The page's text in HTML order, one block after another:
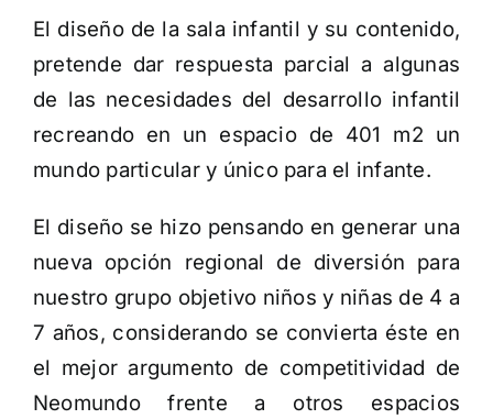
El diseño de la sala infantil y su contenido,
pretende dar respuesta parcial a algunas
de las necesidades del desarrollo infantil
recreando en un espacio de 401 m2 un
mundo particular y único para el infante.
El diseño se hizo pensando en generar una
nueva opción regional de diversión para
nuestro grupo objetivo niños y niñas de 4 a
7 años, considerando se convierta éste en
el mejor argumento de competitividad de
Neomundo frente a otros espacios